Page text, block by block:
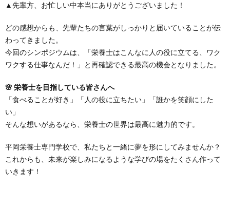
▲先輩方、お忙しい中本当にありがとうございました！
どの感想からも、先輩たちの言葉がしっかりと届いていることが伝
わってきました。
今回のシンポジウムは、「栄養士はこんなに人の役に立てる、ワク
ワクする仕事なんだ！」と再確認できる最高の機会となりました。
🌸 栄養士を目指している皆さんへ
「食べることが好き」「人の役に立ちたい」「誰かを笑顔にした
い」
そんな想いがあるなら、栄養士の世界は最高に魅力的です。
平岡栄養士専門学校で、私たちと一緒に夢を形にしてみませんか？
これからも、未来が楽しみになるような学びの場をたくさん作って
いきます！